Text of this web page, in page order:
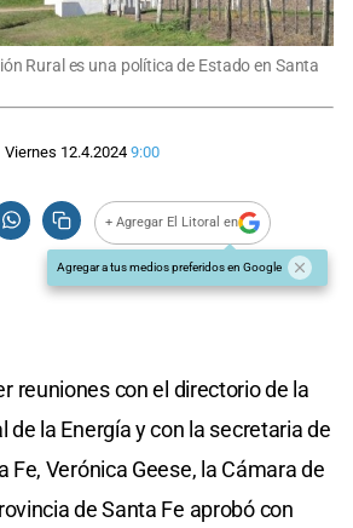
Rural es una política de Estado en Santa
Viernes 12.4.2024 9:00
+ Agregar El Litoral en
Agregar a tus medios preferidos en Google
reuniones con el directorio de la
de la Energía y con la secretaria de
Fe, Verónica Geese, la Cámara de
de Santa Fe aprobó con